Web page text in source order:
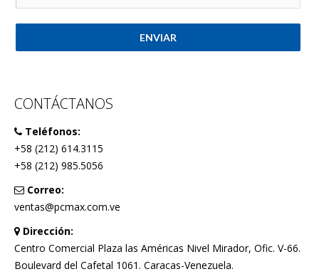
ENVIAR
CONTÁCTANOS
Teléfonos:
+58 (212) 614.3115
+58 (212) 985.5056
Correo:
ventas@pcmax.com.ve
Dirección:
Centro Comercial Plaza las Américas Nivel Mirador, Ofic. V-66.
Boulevard del Cafetal 1061. Caracas-Venezuela.